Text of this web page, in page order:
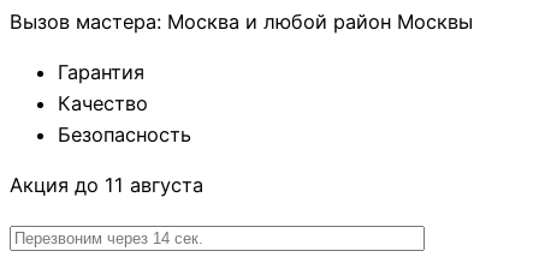
Вызов мастера: Москва и любой район Москвы
Гарантия
Качество
Безопасность
Акция до 11 августа